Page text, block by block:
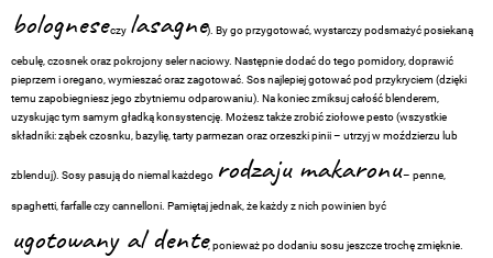
bologneseczy lasagne). By go przygotować, wystarczy podsmażyć posiekaną
cebulę, czosnek oraz pokrojony seler naciowy. Następnie dodać do tego pomidory, doprawić
pieprzem i oregano, wymieszać oraz zagotować. Sos najlepiej gotować pod przykryciem (dzięki
temu zapobiegniesz jego zbytniemu odparowaniu). Na koniec zmiksuj całość blenderem,
uzyskując tym samym gładką konsystencję. Możesz także zrobić ziołowe pesto (wszystkie
składniki: ząbek czosnku, bazylię, tarty parmezan oraz orzeszki pinii – utrzyj w moździerzu lub
zblenduj). Sosy pasują do niemal każdego rodzaju makaronu– penne,
spaghetti, farfalle czy cannelloni. Pamiętaj jednak, że każdy z nich powinien być
ugotowany al dente, ponieważ po dodaniu sosu jeszcze trochę zmięknie.